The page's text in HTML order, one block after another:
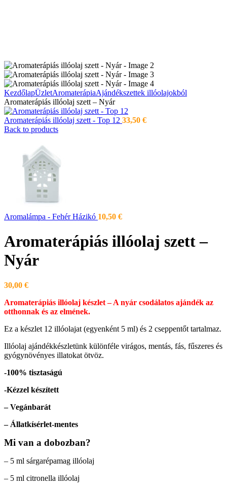
KezdőlapÜzletAromaterápiaAjándékszettek illóolajokból
Aromaterápiás illóolaj szett – Nyár
Aromaterápiás illóolaj szett - Top 12 33,50 €
Back to products
Aromalámpa - Fehér Házikó 10,50 €
Aromaterápiás illóolaj szett –
Nyár
30,00 €
Aromaterápiás illóolaj készlet – A nyár csodálatos ajándék az
otthonnak és az elmének.
Ez a készlet 12 illóolajat (egyenként 5 ml) és 2 cseppentőt tartalmaz.
Illóolaj ajándékkészletünk különféle virágos, mentás, fás, fűszeres és
gyógynövényes illatokat ötvöz.
-100% tisztaságú
-Kézzel készített
– Vegánbarát
– Állatkísérlet-mentes
Mi van a dobozban?
– 5 ml sárgarépamag illóolaj
– 5 ml citronella illóolaj